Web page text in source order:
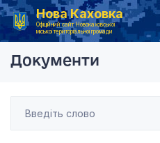
Нова Каховка
Офіційний сайт Новокаховської
міської територіальної громади
Головна
Документи